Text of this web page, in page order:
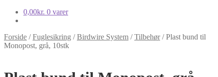
0,00kr. 0 varer
Forside /Fuglesikring /Birdwire System /Tilbehør/Plast bund til
Monopost, grå, 10stk